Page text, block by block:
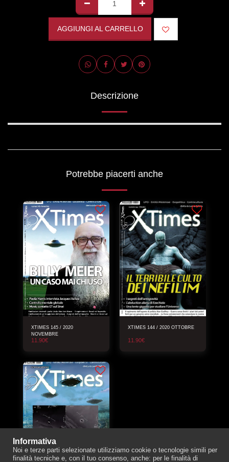
Informativa
Noi e terze parti selezionate utilizziamo cookie o tecnologie simili per
finalità tecniche e, con il tuo consenso, anche: per le finalità di
AGGIUNGI AL CARRELLO
Descrizione
Potrebbe piacerti anche
XTIMES 145 / 2020
NOVEMBRE
11.90€
XTIMES 144 / 2020 OTTOBRE
11.90€